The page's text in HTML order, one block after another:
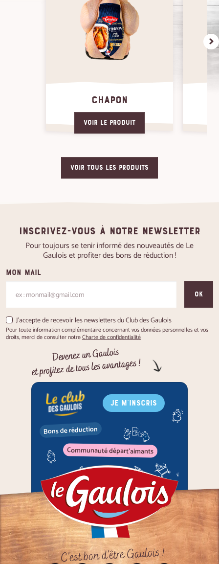
CHAPON
Voir le produit
VOIR TOUS LES PRODUITS
Inscrivez-vous à notre newsletter
Pour toujours se tenir informé des nouveautés de Le
Gaulois et profiter des bons de réduction !
Mon mail
OK
J'accepte de recevoir les newsletters du Club des Gaulois
Pour toute information complémentaire concernant vos données personnelles et vos
droits, merci de consulter notreCharte de confidentialité
Devenez un Gaulois
et profitez de tous les avantages !
JE M'INSCRIS
Bons de réduction
Communauté départ'aimants
C’est bon d’être Gaulois !